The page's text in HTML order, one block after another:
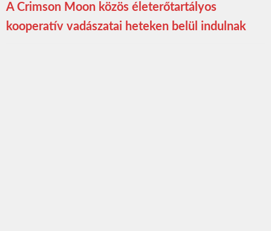
A Crimson Moon közös életerőtartályos
kooperatív vadászatai heteken belül indulnak